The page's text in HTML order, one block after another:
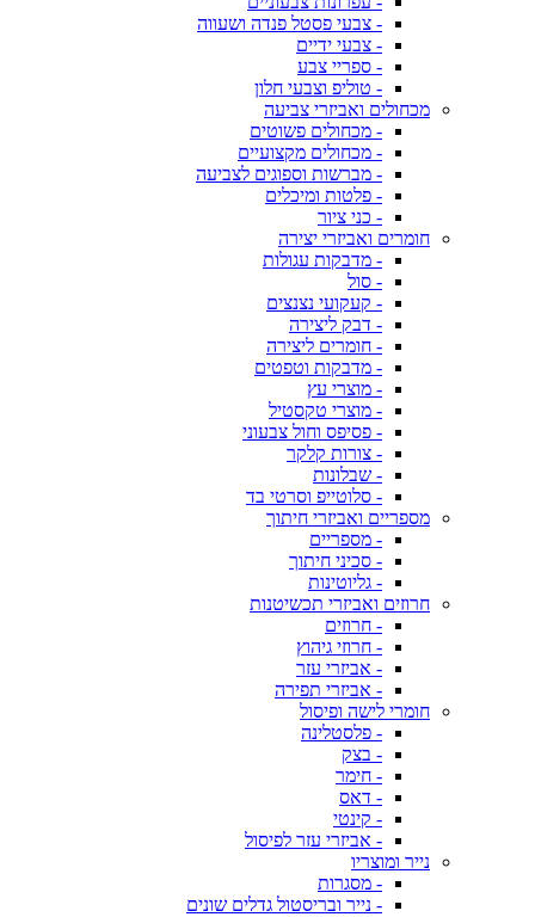
- צבעי פסטל פנדה ושעווה
- צבעי ידיים
- ספריי צבע
- טוליפ וצבעי חלון
מכחולים ואביזרי צביעה
- מכחולים פשוטים
- מכחולים מקצועיים
- מברשות וספוגים לצביעה
- פלטות ומיכלים
- כני ציור
חומרים ואביזרי יצירה
- מדבקות עגולות
- סול
- קעקועי נצנצים
- דבק ליצירה
- חומרים ליצירה
- מדבקות וטפטים
- מוצרי עץ
- מוצרי טקסטיל
- פסיפס וחול צבעוני
- צורות קלקר
- שבלונות
- סלוטייפ וסרטי בד
מספריים ואביזרי חיתוך
- מספריים
- סכיני חיתוך
- גליוטינות
חרוזים ואביזרי תכשיטנות
- חרוזים
- חרוזי גיהוץ
- אביזרי עזר
- אביזרי תפירה
חומרי לישה ופיסול
- פלסטלינה
- בצק
- חימר
- דאס
- קינטי
- אביזרי עזר לפיסול
נייר ומוצריו
- מסגרות
- נייר ובריסטול גדלים שונים